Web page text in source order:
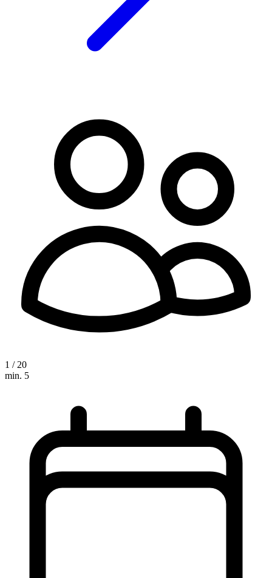
1 / 20
min. 5